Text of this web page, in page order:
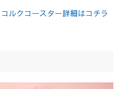
コルクコースター詳細はコチラ